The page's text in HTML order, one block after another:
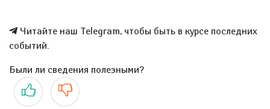
Читайте наш Telegram, чтобы быть в курсе последних
событий.
Были ли сведения полезными?
Да Нет